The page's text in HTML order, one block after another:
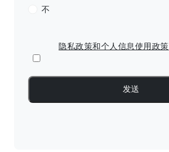
不
隐私政策和个人信息使用政策